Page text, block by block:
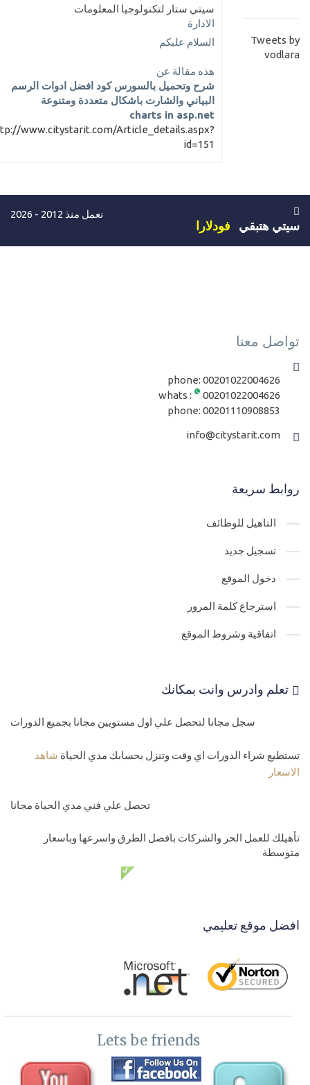
Tweets by
vodlara
سيتي ستار لتكنولوجيا المعلومات
الادارة
السلام عليكم
هذه مقالة عن
شرح وتحميل بالسورس كود افضل ادوات الرسم
البياني والشارت باشكال متعددة ومتنوعة
charts in asp.net
www.citystarit.com/Article_details.aspx?
id=151
نعمل منذ 2012 - 2026
سيتي هتبقي فودلارا
تواصل معنا
phone: 00201022004626
whats :
00201022004626
phone: 00201110908853
info@citystarit.com
روابط سريعة
التاهيل للوظائف
تسجيل جديد
دخول الموقع
استرجاع كلمة المرور
اتفاقية وشروط الموقع
تعلم وادرس وانت بمكانك
سجل مجانا لتحصل علي اول مستويين مجانا بجميع الدورات
تستطيع شراء الدورات اي وقت وتنزل بحسابك مدي الحياة شاهد
الاسعار
تحصل علي فني مدي الحياة مجانا
تأهيلك للعمل الحر والشركات بافضل الطرق واسرعها وباسعار
متوسطة
افضل موقع تعليمي
Lets be friends